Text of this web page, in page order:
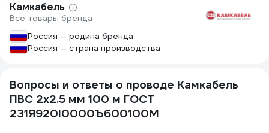
Камкабель
Все товары бренда
Россия — родина бренда
Россия — страна производства
Вопросы и ответы о проводе Камкабель
ПВС 2x2.5 мм 100 м ГОСТ
231Я920I0000Ъ600100М